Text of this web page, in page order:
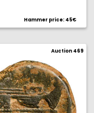
Hammer price: 45€
Auction 469